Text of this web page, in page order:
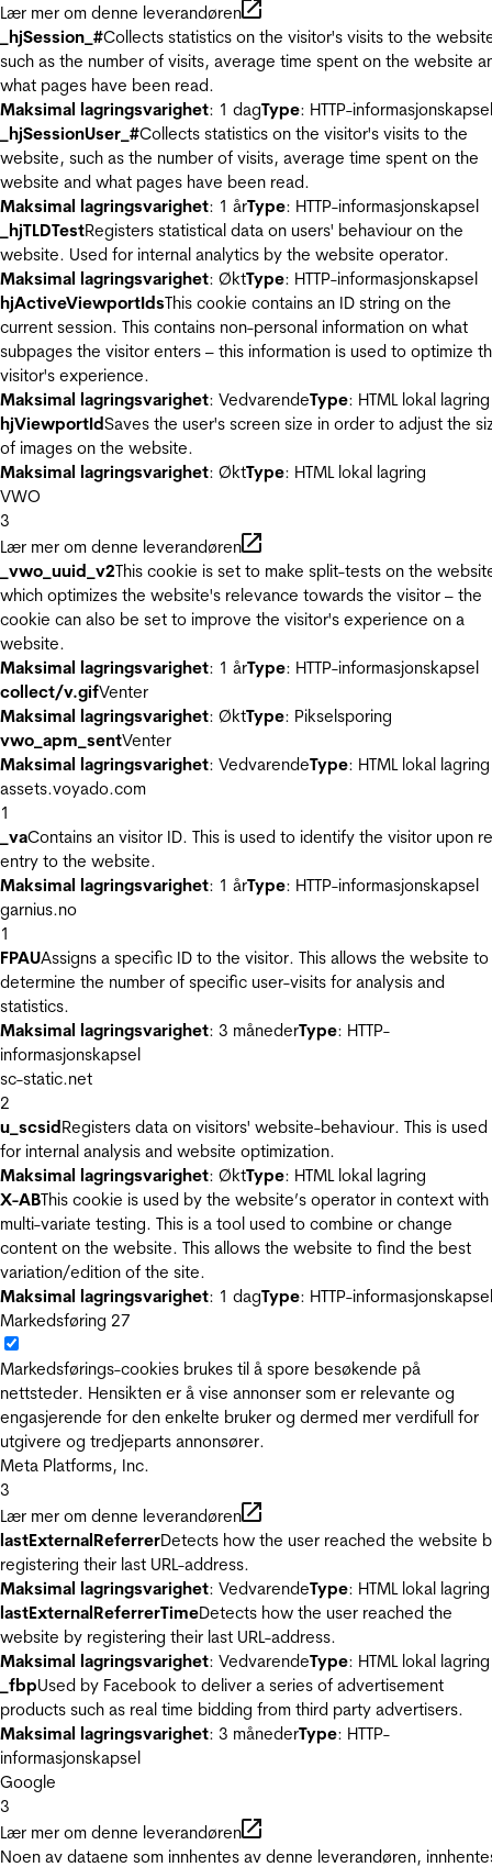
Lær mer om denne leverandøren
_hjSession_#Collects statistics on the visitor's visits to the
such as the number of visits, average time spent on the website
what pages have been read.
Maksimal lagringsvarighet: 1 dagType: HTTP-informasjonskapsel
_hjSessionUser_#Collects statistics on the visitor's visits to the
website, such as the number of visits, average time spent on the
website and what pages have been read.
Maksimal lagringsvarighet: 1 årType: HTTP-informasjonskapsel
_hjTLDTestRegisters statistical data on users' behaviour on the
website. Used for internal analytics by the website operator.
Maksimal lagringsvarighet: ØktType: HTTP-informasjonskapsel
hjActiveViewportIdsThis cookie contains an ID string on the
current session. This contains non-personal information on what
subpages the visitor enters – this information is used to optimize
visitor's experience.
Maksimal lagringsvarighet: VedvarendeType: HTML lokal lagring
hjViewportIdSaves the user's screen size in order to adjust the
of images on the website.
Maksimal lagringsvarighet: ØktType: HTML lokal lagring
VWO
3
Lær mer om denne leverandøren
_vwo_uuid_v2This cookie is set to make split-tests on the
which optimizes the website's relevance towards the visitor – the
cookie can also be set to improve the visitor's experience on a
website.
Maksimal lagringsvarighet: 1 årType: HTTP-informasjonskapsel
collect/v.gifVenter
Maksimal lagringsvarighet: ØktType: Pikselsporing
vwo_apm_sentVenter
Maksimal lagringsvarighet: VedvarendeType: HTML lokal lagring
assets.voyado.com
1
_vaContains an visitor ID. This is used to identify the visitor upon
entry to the website.
Maksimal lagringsvarighet: 1 årType: HTTP-informasjonskapsel
garnius.no
1
FPAUAssigns a specific ID to the visitor. This allows the website to
determine the number of specific user-visits for analysis and
statistics.
Maksimal lagringsvarighet: 3 månederType: HTTP-
informasjonskapsel
sc-static.net
2
u_scsidRegisters data on visitors' website-behaviour. This is used
for internal analysis and website optimization.
Maksimal lagringsvarighet: ØktType: HTML lokal lagring
X-ABThis cookie is used by the website’s operator in context with
multi-variate testing. This is a tool used to combine or change
content on the website. This allows the website to find the best
variation/edition of the site.
Maksimal lagringsvarighet: 1 dagType: HTTP-informasjonskapsel
Markedsføring 27
Markedsførings-cookies brukes til å spore besøkende på
nettsteder. Hensikten er å vise annonser som er relevante og
engasjerende for den enkelte bruker og dermed mer verdifull for
utgivere og tredjeparts annonsører.
Meta Platforms, Inc.
3
Lær mer om denne leverandøren
lastExternalReferrerDetects how the user reached the website
registering their last URL-address.
Maksimal lagringsvarighet: VedvarendeType: HTML lokal lagring
lastExternalReferrerTimeDetects how the user reached the
website by registering their last URL-address.
Maksimal lagringsvarighet: VedvarendeType: HTML lokal lagring
_fbpUsed by Facebook to deliver a series of advertisement
products such as real time bidding from third party advertisers.
Maksimal lagringsvarighet: 3 månederType: HTTP-
informasjonskapsel
Google
3
Lær mer om denne leverandøren
Noen av dataene som innhentes av denne leverandøren,